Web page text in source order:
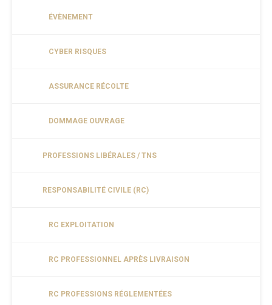
ÉVÈNEMENT
CYBER RISQUES
ASSURANCE RÉCOLTE
DOMMAGE OUVRAGE
PROFESSIONS LIBÉRALES / TNS
RESPONSABILITÉ CIVILE (RC)
RC EXPLOITATION
RC PROFESSIONNEL APRÈS LIVRAISON
RC PROFESSIONS RÉGLEMENTÉES